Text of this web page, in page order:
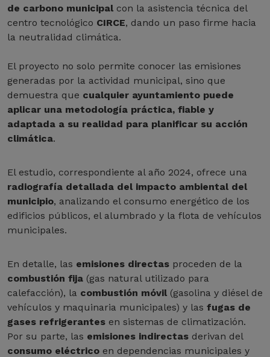
de carbono municipal con la asistencia técnica del
centro tecnológico CIRCE, dando un paso firme hacia
la neutralidad climática.
El proyecto no solo permite conocer las emisiones
generadas por la actividad municipal, sino que
demuestra que cualquier ayuntamiento puede
aplicar una metodología práctica, fiable y
adaptada a su realidad para planificar su acción
climática.
El estudio, correspondiente al año 2024, ofrece una
radiografía detallada del impacto ambiental del
municipio, analizando el consumo energético de los
edificios públicos, el alumbrado y la flota de vehículos
municipales.
En detalle, las emisiones directas proceden de la
combustión fija (gas natural utilizado para
calefacción), la combustión móvil (gasolina y diésel de
vehículos y maquinaria municipales) y las fugas de
gases refrigerantes en sistemas de climatización.
Por su parte, las emisiones indirectas derivan del
consumo eléctrico en dependencias municipales y